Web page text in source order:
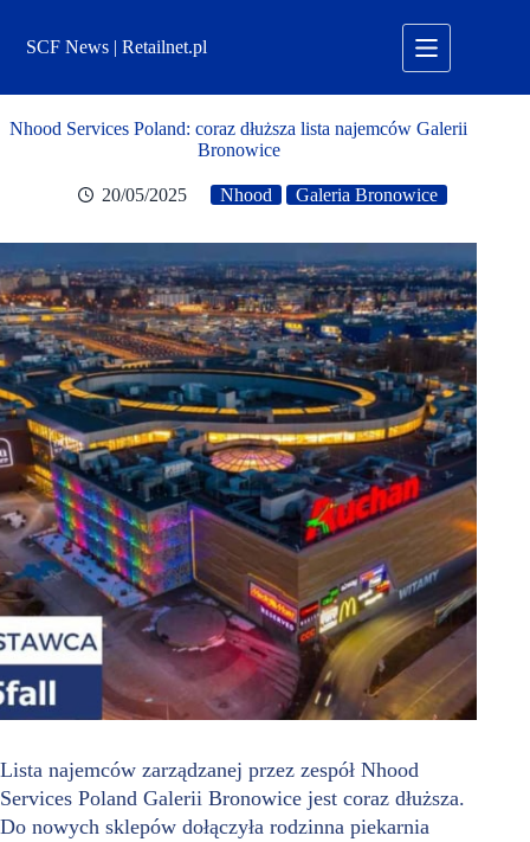
treściSCF News | Retailnet.pl
Nhood Services Poland: coraz dłuższa lista najemców Galerii
Bronowice
20/05/2025 Nhood Galeria Bronowice
Lista najemców zarządzanej przez zespół Nhood
Services Poland Galerii Bronowice jest coraz dłuższa.
Do nowych sklepów dołączyła rodzinna piekarnia